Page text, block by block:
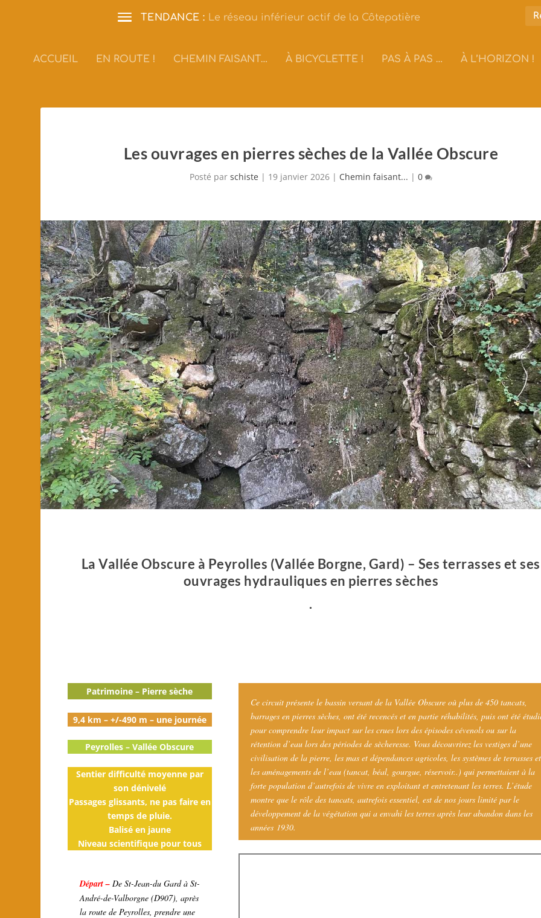
TENDANCE : Le réseau inférieur actif de la Côtepatière
ACCUEIL EN ROUTE ! CHEMIN FAISANT… À BICYCLETTE ! PAS À PAS … À L’HORIZON !
Les ouvrages en pierres sèches de la Vallée Obscure
Posté par schiste | 19 janvier 2026| Chemin faisant... | 0
La Vallée Obscure à Peyrolles (Vallée Borgne, Gard) – Ses terrasses et ses
ouvrages hydrauliques en pierres sèches
.
Patrimoine – Pierre sèche
9,4 km – +/-490 m – une journée
Peyrolles – Vallée Obscure
Sentier difficulté moyenne par
son dénivelé
Passages glissants, ne pas faire en
temps de pluie.
Balisé en jaune
Niveau scientifique pour tous
Départ – De St-Jean-du Gard à St-
André-de-Valborgne (D907), après
la route de Peyrolles, prendre une
Ce circuit présente le bassin versant de la Vallée Obscure où plus de 450 tancats,
barrages en pierres sèches, ont été recencés et en partie réhabilités, puis ont été
pour comprendre leur impact sur les crues lors des épisodes cévenols ou sur la
rétention d’eau lors des périodes de sècheresse. Vous découvrirez les vestiges d’une
civilisation de la pierre, les mas et dépendances agricoles, les systèmes de terrasses et
les aménagements de l’eau (tancat, béal, gourgue, réservoir..) qui permettaient à la
forte population d’autrefois de vivre en exploitant et entretenant les terres. L’étude
montre que le rôle des tancats, autrefois essentiel, est de nos jours limité par le
développement de la végétation qui a envahi les terres après leur abandon dans les
années 1930.